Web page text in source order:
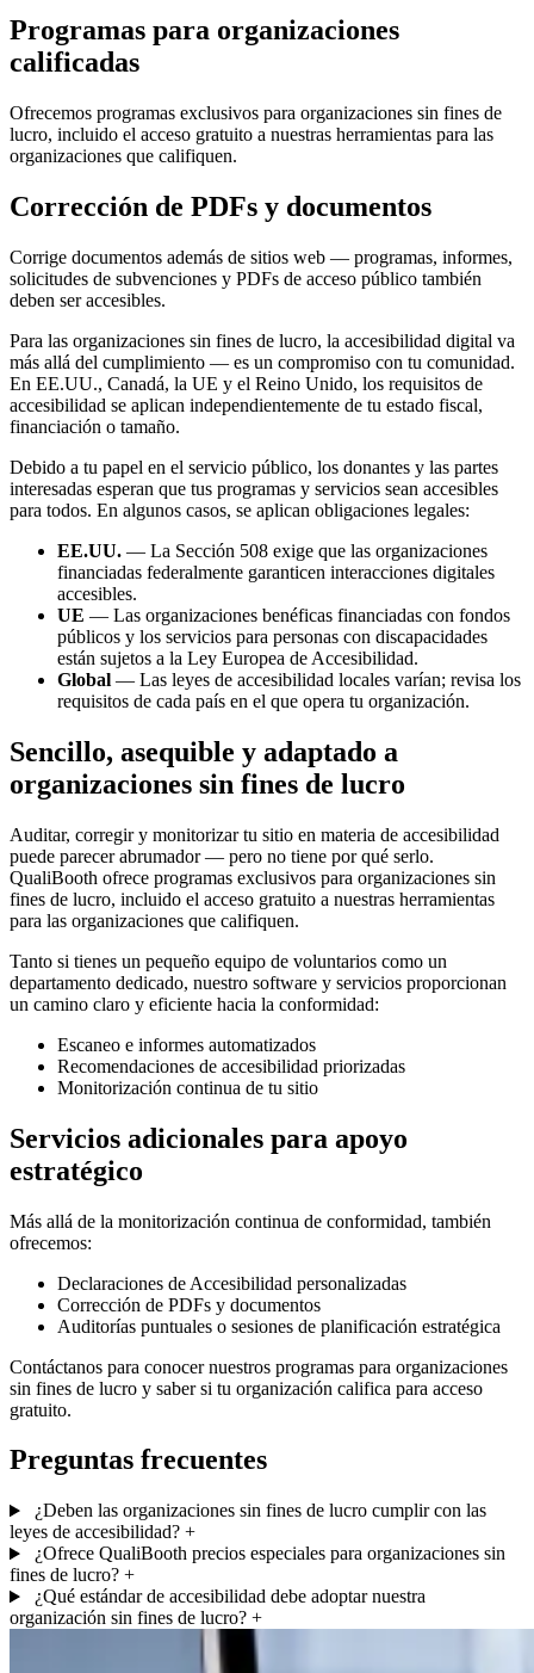
Programas para organizaciones
calificadas
Ofrecemos programas exclusivos para organizaciones sin fines de
lucro, incluido el acceso gratuito a nuestras herramientas para las
organizaciones que califiquen.
Corrección de PDFs y documentos
Corrige documentos además de sitios web — programas, informes,
solicitudes de subvenciones y PDFs de acceso público también
deben ser accesibles.
Para las organizaciones sin fines de lucro, la accesibilidad digital va
más allá del cumplimiento — es un compromiso con tu comunidad.
En EE.UU., Canadá, la UE y el Reino Unido, los requisitos de
accesibilidad se aplican independientemente de tu estado fiscal,
financiación o tamaño.
Debido a tu papel en el servicio público, los donantes y las partes
interesadas esperan que tus programas y servicios sean accesibles
para todos. En algunos casos, se aplican obligaciones legales:
EE.UU. — La Sección 508 exige que las organizaciones
financiadas federalmente garanticen interacciones digitales
accesibles.
UE — Las organizaciones benéficas financiadas con fondos
públicos y los servicios para personas con discapacidades
están sujetos a la Ley Europea de Accesibilidad.
Global — Las leyes de accesibilidad locales varían; revisa los
requisitos de cada país en el que opera tu organización.
Sencillo, asequible y adaptado a
organizaciones sin fines de lucro
Auditar, corregir y monitorizar tu sitio en materia de accesibilidad
puede parecer abrumador — pero no tiene por qué serlo.
QualiBooth ofrece programas exclusivos para organizaciones sin
fines de lucro, incluido el acceso gratuito a nuestras herramientas
para las organizaciones que califiquen.
Tanto si tienes un pequeño equipo de voluntarios como un
departamento dedicado, nuestro software y servicios proporcionan
un camino claro y eficiente hacia la conformidad:
Escaneo e informes automatizados
Recomendaciones de accesibilidad priorizadas
Monitorización continua de tu sitio
Servicios adicionales para apoyo
estratégico
Más allá de la monitorización continua de conformidad, también
ofrecemos:
Declaraciones de Accesibilidad personalizadas
Corrección de PDFs y documentos
Auditorías puntuales o sesiones de planificación estratégica
Contáctanos para conocer nuestros programas para organizaciones
sin fines de lucro y saber si tu organización califica para acceso
gratuito.
Preguntas frecuentes
¿Deben las organizaciones sin fines de lucro cumplir con las
leyes de accesibilidad? +
¿Ofrece QualiBooth precios especiales para organizaciones sin
fines de lucro? +
¿Qué estándar de accesibilidad debe adoptar nuestra
organización sin fines de lucro? +